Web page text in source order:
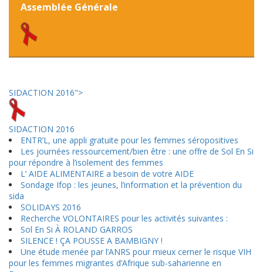
Assemblée Générale
SIDACTION 2016">
SIDACTION 2016
ENTR’L, une appli gratuite pour les femmes séropositives
Les journées ressourcement/bien être : une offre de Sol En Si
pour répondre à l’isolement des femmes
L’ AIDE ALIMENTAIRE a besoin de votre AIDE
Sondage Ifop : les jeunes, l’information et la prévention du
sida
SOLIDAYS 2016
Recherche VOLONTAIRES pour les activités suivantes :
Sol En Si À ROLAND GARROS
SILENCE ! ÇA POUSSE A BAMBIGNY !
Une étude menée par l’ANRS pour mieux cerner le risque VIH
pour les femmes migrantes d’Afrique sub-saharienne en